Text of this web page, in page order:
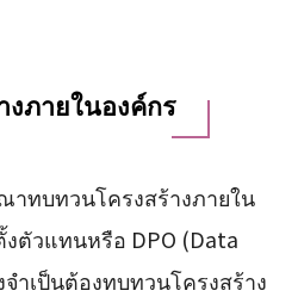
ภายในองค์กร
ทบทวนโครงสร้างภายใน
ตัวแทนหรือ DPO (Data
ำเป็นต้องทบทวนโครงสร้าง